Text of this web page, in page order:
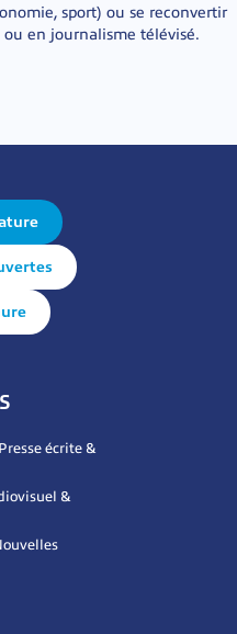
sport) ou se reconvertir
en journalisme télévisé.
écrite &
&